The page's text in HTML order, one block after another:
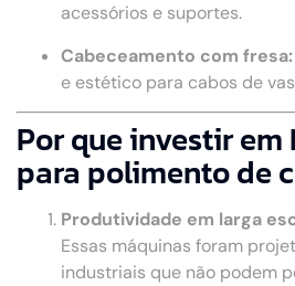
acessórios e suportes.
Cabeceamento com fresa:
e estético para cabos de
Por que investir em
para polimento de
Produtividade em larga
Essas máquinas foram
industriais que não podem